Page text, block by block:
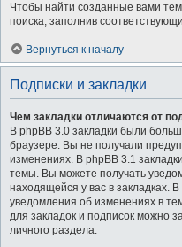
Чтобы найти созданные вами
поиска, заполнив
Вернуться к началу
Подписки и закладки
Чем закладки отличаются от
В phpBB 3.0 закладки были
браузере. Вы не получали
изменениях. В phpBB 3.1
темы. Вы можете получать
находящейся у вас в закладках.
уведомления об изменениях в
для закладок и подписок можно
личного раздела.